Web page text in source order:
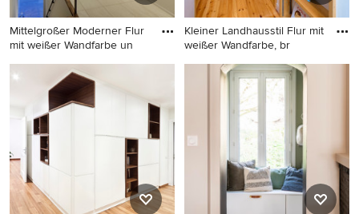
Mittelgroßer Moderner Flur
mit weißer Wandfarbe un
Mittelgroßer Moderner Flur
mit weißer Wandfarbe und
beigem Boden in Sonstige
Kleiner Landhausstil Flur mit
weißer Wandfarbe, br
Kleiner Landhausstil Flur mit
weißer Wandfarbe, braunem
Holzboden und braunem
Boden in Sonstige